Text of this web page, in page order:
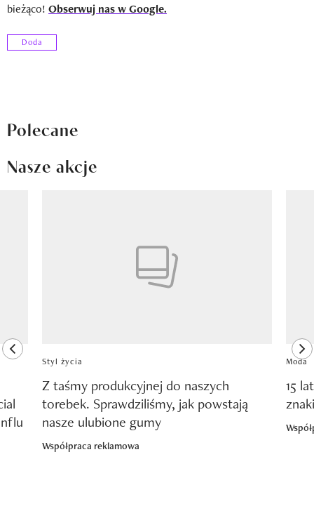
bieżąco! Obserwuj nas w Google.
Doda
Polecane
Nasze akcje
previous element
Styl życia
Z taśmy produkcyjnej do naszych
torebek. Sprawdziliśmy, jak powstają
nasze ulubione gumy
Współpraca reklamowa
Moda
15